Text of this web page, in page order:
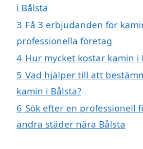
i Bålsta
3 Få 3 erbjudanden för
professionella företag
4 Hur mycket kostar kamin i
5 Vad hjälper till att
kamin i Bålsta?
6 Sök efter en professionell
andra städer nära Bålsta